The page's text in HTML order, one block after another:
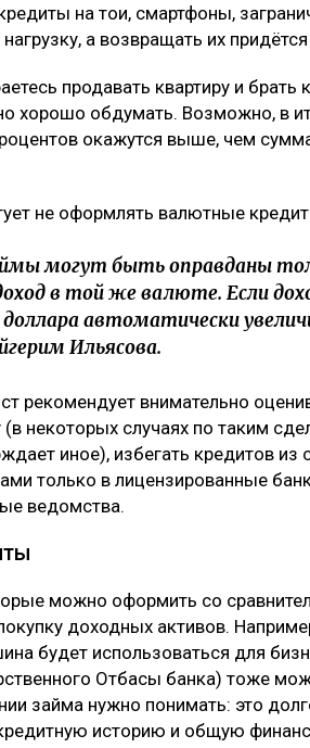
на тои, смартфоны,
а возвращать их
продавать квартиру и брать
хорошо обдумать. Возможно, в
окажутся выше, чем
не оформлять валютные
могут быть оправданы
в той же валюте. Если
доллара автоматически
Ильясова.
рекомендует внимательно
(в некоторых случаях по таким
иное), избегать кредитов из
только в лицензированные
ведомства.
можно оформить со
доходных активов.
будет использоваться для
Отбасы банка) тоже
займа нужно понимать: это
историю и общую